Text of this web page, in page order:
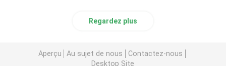
Regardez plus
Aperçu Au sujet de nous
Contactez-nous
Desktop Site